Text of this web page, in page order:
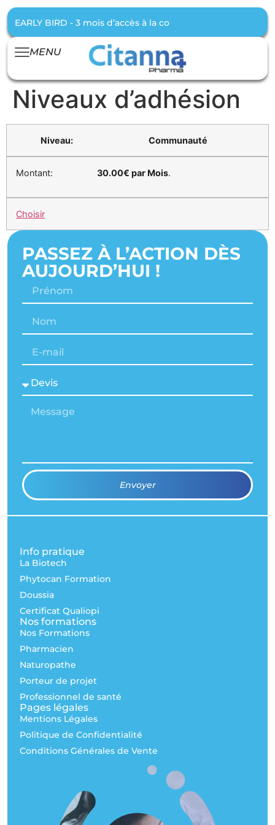
EARLY BIRD - 3 mois d’accès à la communauté offert
MENU
Niveaux d’adhésion
Communauté
30.00€ par Mois.
Choisir
PASSEZ À L’ACTION DÈS
AUJOURD’HUI !
Envoyer
Info pratique
La Biotech
Phytocan Formation
Doussia
Certificat Qualiopi
Nos formations
Nos Formations
Pharmacien
Naturopathe
Porteur de projet
Professionnel de santé
Pages légales
Mentions Légales
Politique de Confidentialité
Conditions Générales de Vente